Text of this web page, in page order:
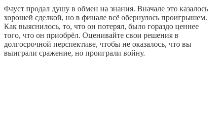
Фауст продал душу в обмен на знания. Вначале это казалось
хорошей сделкой, но в финале всё обернулось проигрышем.
Как выяснилось, то, что он потерял, было гораздо ценнее
того, что он приобрёл. Оценивайте свои решения в
долгосрочной перспективе, чтобы не оказалось, что вы
выиграли сражение, но проиграли войну.